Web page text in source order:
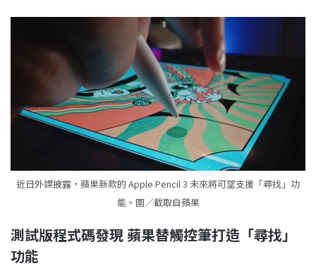
近日外媒披露，蘋果新款的 Apple Pencil 3 未來將可望支援「尋找」功
能。圖／截取自蘋果
測試版程式碼發現 蘋果替觸控筆打造「尋找」
功能